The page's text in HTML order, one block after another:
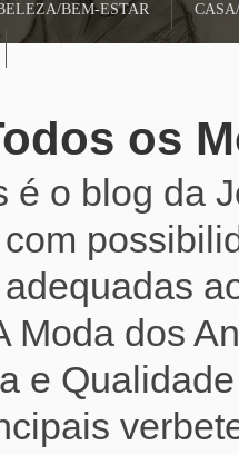
BEM-ESTAR
os
é o blog da
Moda dos
e